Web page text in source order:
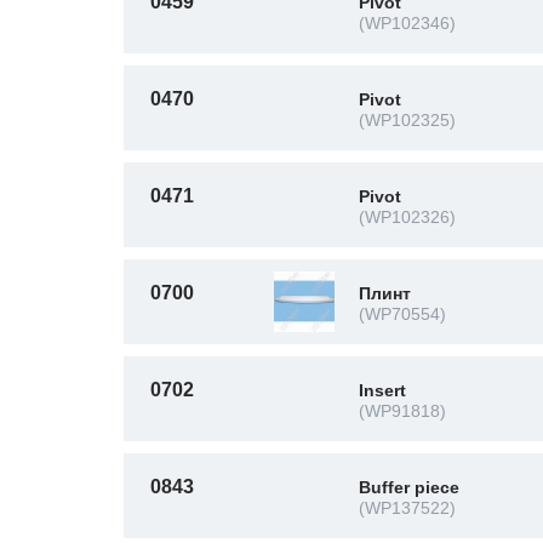
(WP102346)
0470
Pivot
(WP102325)
0471
Pivot
(WP102326)
0700
Плинт
(WP70554)
0702
Insert
(WP91818)
0843
Buffer piece
(WP137522)